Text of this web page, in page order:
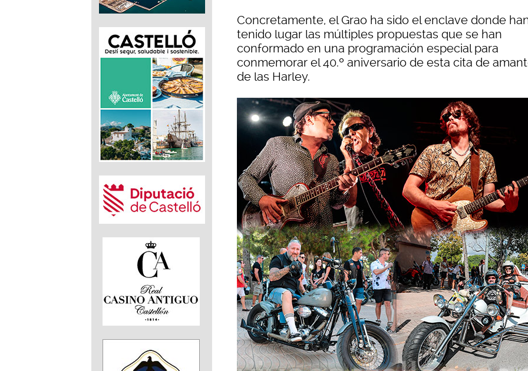
Concretamente, el Grao ha sido el enclave donde
tenido lugar las múltiples propuestas que se han
conformado en una programación especial para
conmemorar el 40.º aniversario de esta cita de
de las Harley.